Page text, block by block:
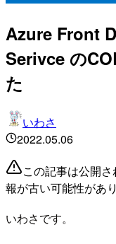
Azure Front
Serivce の
た
いわさ
2022.05.06
この記事は公開
報が古い可能性があ
いわさです。